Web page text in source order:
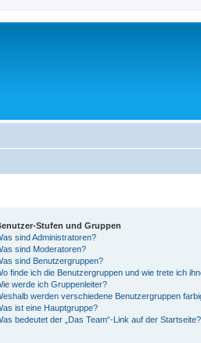
Stufen und Gruppen
sind Administratoren?
sind Moderatoren?
sind Benutzergruppen?
finde ich die Benutzergruppen und wie trete ich
werde ich Gruppenleiter?
werden verschiedene Benutzergruppen
ist eine Hauptgruppe?
bedeutet der „Das Team“-Link auf der Startseite?